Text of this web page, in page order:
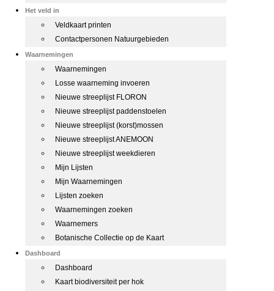
Het veld in
Veldkaart printen
Contactpersonen Natuurgebieden
Waarnemingen
Waarnemingen
Losse waarneming invoeren
Nieuwe streeplijst FLORON
Nieuwe streeplijst paddenstoelen
Nieuwe streeplijst (korst)mossen
Nieuwe streeplijst ANEMOON
Nieuwe streeplijst weekdieren
Mijn Lijsten
Mijn Waarnemingen
Lijsten zoeken
Waarnemingen zoeken
Waarnemers
Botanische Collectie op de Kaart
Dashboard
Dashboard
Kaart biodiversiteit per hok